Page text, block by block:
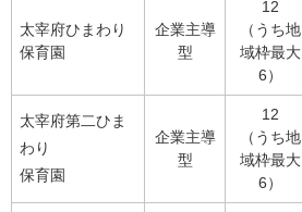
太宰府ひまわり
保育園
企業主導
型
12
（うち地
域枠最大
6）
太宰府第二ひま
わり
保育園
企業主導
型
12
（うち地
域枠最大
6）